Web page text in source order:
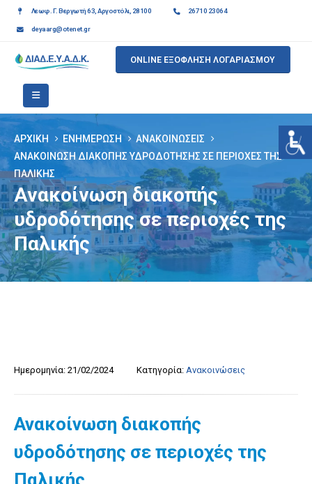
Λεωφ. Γ. Βεργωτή 63, Αργοστόλι, 28100 26710 23064
deyaarg@otenet.gr
ONLINE ΕΞΟΦΛΗΣΗ ΛΟΓΑΡΙΑΣΜΟΥ
ΑΡΧΙΚΉ ΕΝΗΜΈΡΩΣΗ
ΑΝΑΚΟΙΝΏΣΕΙΣ
ΑΝΑΚΟΊΝΩΣΗ ΔΙΑΚΟΠΉΣ ΥΔΡΟΔΌΤΗΣΗΣ ΣΕ ΠΕΡΙΟΧΈΣ ΤΗΣ
ΠΑΛΙΚΉΣ
Ανακοίνωση διακοπής
υδροδότησης σε περιοχές της
Παλικής
Ημερομηνία: 21/02/2024 Κατηγορία: Ανακοινώσεις
Ανακοίνωση διακοπής
υδροδότησης σε περιοχές της
Παλικής